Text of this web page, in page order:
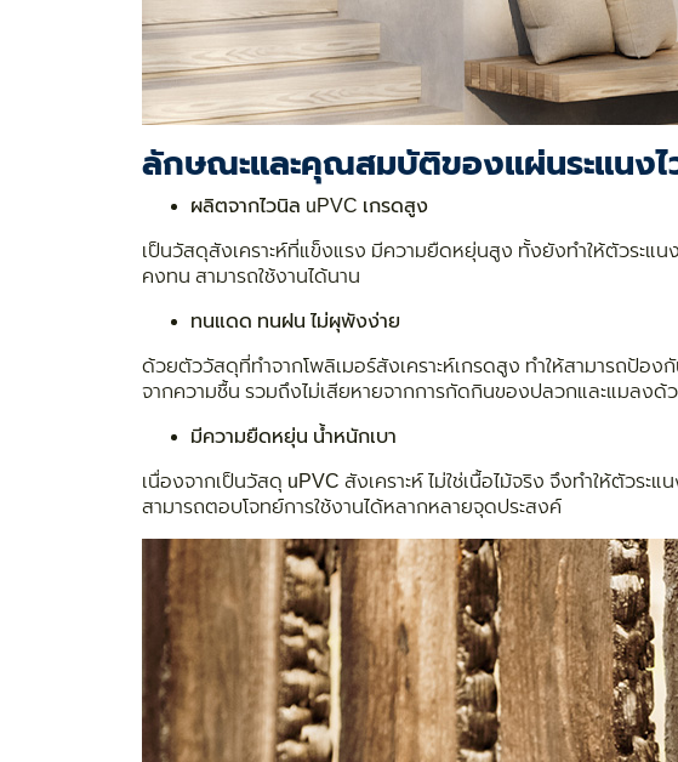
ลักษณะและคุณสมบัติของแผ่นระแนง
ผลิตจากไวนิล uPVC เกรดสูง
เป็นวัสดุสังเคราะห์ที่แข็งแรง มีความยืดหยุ่นสูง ทั้งยังทำให้ตัวระ
คงทน สามารถใช้งานได้นาน
ทนแดด ทนฝน ไม่ผุพังง่าย
ด้วยตัววัสดุที่ทำจากโพลิเมอร์สังเคราะห์เกรดสูง ทำให้สามารถป้
จากความชื้น รวมถึงไม่เสียหายจากการกัดกินของปลวกและแมลงด้
มีความยืดหยุ่น น้ำหนักเบา
เนื่องจากเป็นวัสดุ uPVC สังเคราะห์ ไม่ใช่เนื้อไม้จริง จึงทำให้ตัว
สามารถตอบโจทย์การใช้งานได้หลากหลายจุดประสงค์